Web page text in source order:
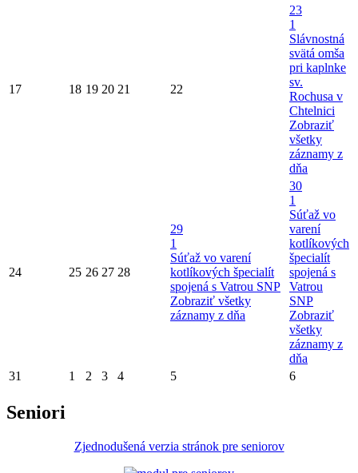
17 18 19 20 21 22
23
1
Slávnostná
svätá omša
pri kaplnke
sv.
Rochusa v
Chtelnici
Zobraziť
všetky
záznamy z
dňa
24 25 26 27 28
29
1
Súťaž vo varení
kotlíkových špecialít
spojená s Vatrou SNP
Zobraziť všetky
záznamy z dňa
30
1
Súťaž vo
varení
kotlíkových
špecialít
spojená s
Vatrou
SNP
Zobraziť
všetky
záznamy z
dňa
31
1 2 3 4 5 6
Seniori
Zjednodušená verzia stránok pre seniorov